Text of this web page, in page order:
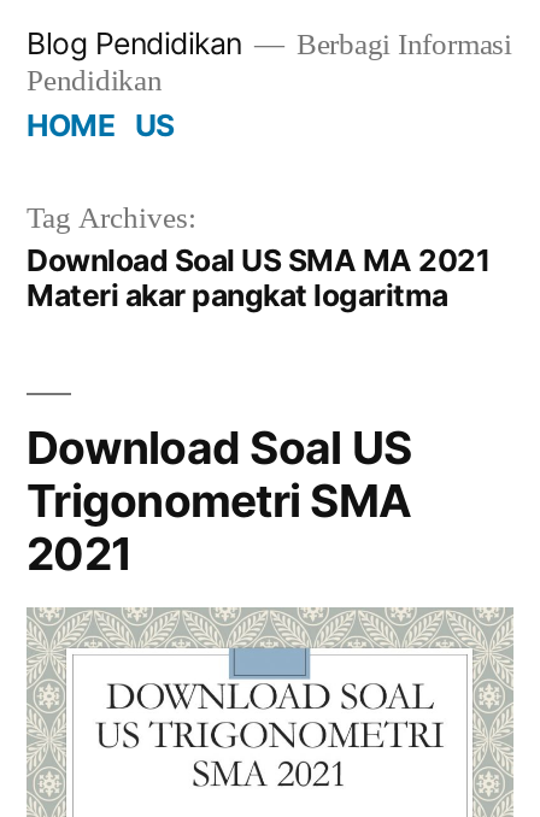
content
Blog Pendidikan
Berbagi Informasi
Pendidikan
HOME US
Tag Archives:
Download Soal US SMA MA 2021
Materi akar pangkat logaritma
Download Soal US
Trigonometri SMA
2021